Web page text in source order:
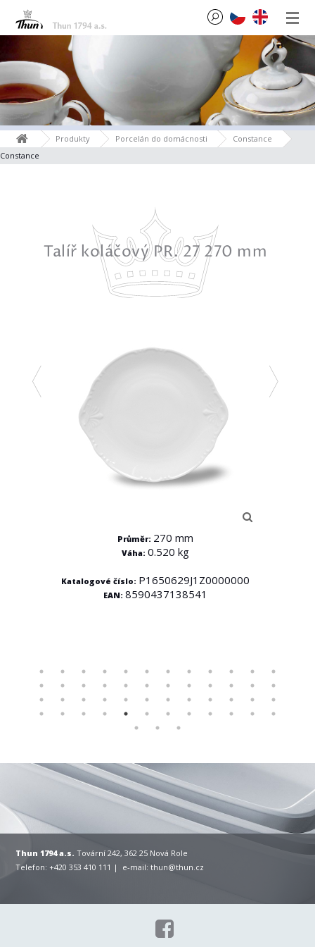
Produkty Porcelán do domácnosti
Constance
Constance
Talíř koláčový PR. 27 270 mm
Průměr: 270 mm
Váha:0.520 kg
Katalogové číslo: P1650629J1Z0000000
EAN:8590437138541
Thun 1794 a.s. Tovární 242, 362 25 Nová Role
Telefon: +420 353 410 111 | e-mail:thun@thun.cz